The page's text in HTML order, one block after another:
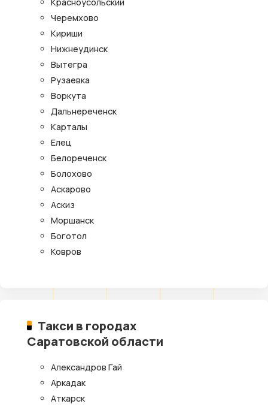
Красноусольский
Черемхово
Кириши
Нижнеудинск
Вытегра
Рузаевка
Воркута
Дальнереченск
Карталы
Елец
Белореченск
Болохово
Аскарово
Аскиз
Моршанск
Боготол
Ковров
Такси в городах
Саратовской области
Александров Гай
Аркадак
Аткарск